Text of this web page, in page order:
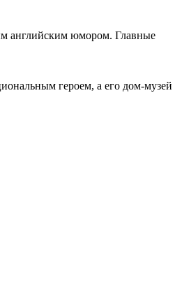
английским юмором. Главные
героем, а его дом-музей